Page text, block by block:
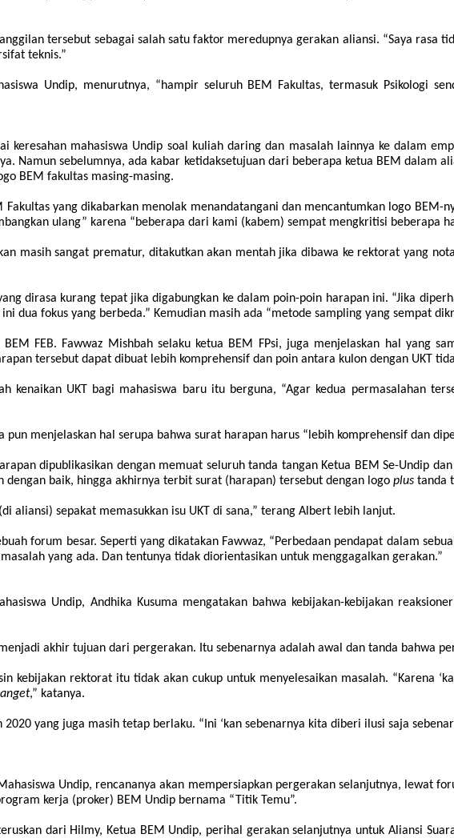
tersebut sebagai salah satu faktor meredupnya gerakan aliansi. “Saya rasa
teknis.”
Undip, menurutnya, “hampir seluruh BEM Fakultas, termasuk Psikologi
mahasiswa Undip soal kuliah daring dan masalah lainnya ke dalam
Namun sebelumnya, ada kabar ketidaksetujuan dari beberapa ketua BEM dalam
BEM fakultas masing-masing.
Fakultas yang dikabarkan menolak menandatangani dan mencantumkan logo
ulang” karena “beberapa dari kami (kabem) sempat mengkritisi beberapa
masih sangat prematur, ditakutkan akan mentah jika dibawa ke rektorat yang
dirasa kurang tepat jika digabungkan ke dalam poin-poin harapan ini. “Jika
dua fokus yang berbeda.” Kemudian masih ada “metode sampling yang sempat
FEB. Fawwaz Mishbah selaku ketua BEM FPsi, juga menjelaskan hal yang
tersebut dapat dibuat lebih komprehensif dan poin antara kulon dengan UKT
kenaikan UKT bagi mahasiswa baru itu berguna, “Agar kedua permasalahan
pun menjelaskan hal serupa bahwa surat harapan harus “lebih komprehensif dan
dipublikasikan dengan memuat seluruh tanda tangan Ketua BEM Se-Undip
dengan baik, hingga akhirnya terbit surat (harapan) tersebut dengan logo plus tanda
aliansi) sepakat memasukkan isu UKT di sana,” terang Albert lebih lanjut.
forum besar. Seperti yang dikatakan Fawwaz, “Perbedaan pendapat dalam
yang ada. Dan tentunya tidak diorientasikan untuk menggagalkan gerakan.”
Undip, Andhika Kusuma mengatakan bahwa kebijakan-kebijakan
akhir tujuan dari pergerakan. Itu sebenarnya adalah awal dan tanda bahwa
kebijakan rektorat itu tidak akan cukup untuk menyelesaikan masalah. “Karena
,” katanya.
yang juga masih tetap berlaku. “Ini ‘kan sebenarnya kita diberi ilusi saja
Undip, rencananya akan mempersiapkan pergerakan selanjutnya, lewat
kerja (proker) BEM Undip bernama “Titik Temu”.
dari Hilmy, Ketua BEM Undip, perihal gerakan selanjutnya untuk Aliansi